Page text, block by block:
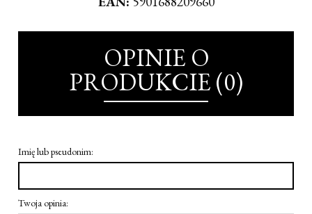
OPINIE O
PRODUKCIE (0)
Imię lub pseudonim:
Twoja opinia: